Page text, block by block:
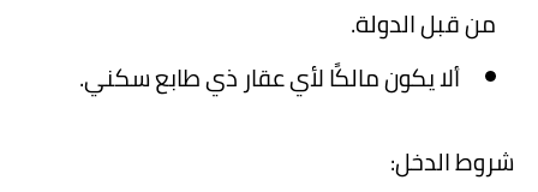
من قبل الدولة.
ألا يكون مالكًا لأي عقار ذي طابع سكني.
شروط الدخل: